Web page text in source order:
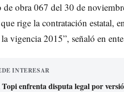
de obra 067 del 30 de
rige la contratación estatal,
vigencia 2015”, señaló en
INTERESAR
enfrenta disputa legal por